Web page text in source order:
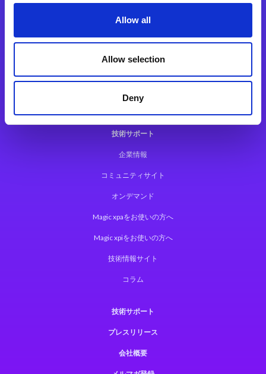
Allow all
Allow selection
Deny
Magic xpi
Magic xpi製品詳細
Magic xpi購入後手続きのご案内
Magic xpi Cloud Gateway
技術サポート
企業情報
コミュニティサイト
オンデマンド
Magic xpaをお使いの方へ
Magic xpiをお使いの方へ
技術情報サイト
コラム
技術サポート
プレスリリース
会社概要